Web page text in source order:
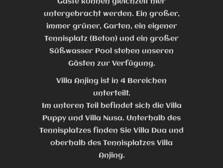
untergebracht werden. Ein großer,
immer grüner, Garten, ein eigener
Tennisplatz (Beton) und ein großer
Süßwasser Pool stehen unseren
Gästen zur Verfügung.
Villa Anjing ist in 4 Bereichen
unterteilt.
Im unteren Teil befindet sich die Villa
Puppy und Villa Nusa. Unterhalb des
Tennisplatzes finden Sie Villa Dua und
oberhalb des Tennisplatzes Villa
Anjing.